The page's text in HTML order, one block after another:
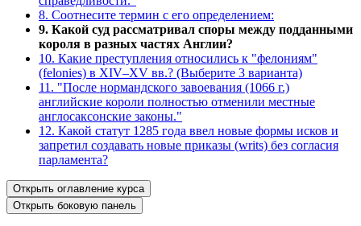
8. Соотнесите термин с его определением:
9. Какой суд рассматривал споры между подданными
короля в разных частях Англии?
10. Какие преступления относились к "фелониям"
(felonies) в XIV–XV вв.? (Выберите 3 варианта)
11. "После нормандского завоевания (1066 г.)
английские короли полностью отменили местные
англосаксонские законы."
12. Какой статут 1285 года ввел новые формы исков и
запретил создавать новые приказы (writs) без согласия
парламента?
Открыть оглавление курса
Открыть боковую панель